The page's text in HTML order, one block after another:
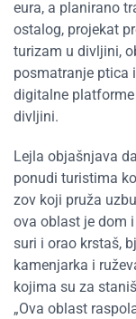
eura, a planirano
ostalog, projekat
turizam u divljini,
posmatranje ptica
digitalne
divljini.
Lejla objašnjava
ponudi turistima
zov koji pruža
ova oblast je dom
suri i orao krstaš,
kamenjarka i
kojima su za
„Ova oblast